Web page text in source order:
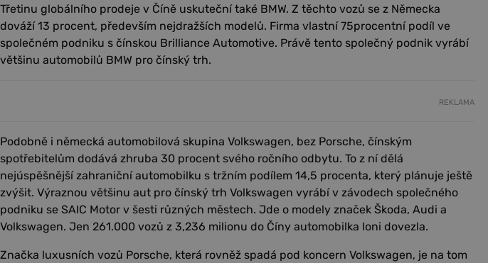
Třetinu globálního prodeje v Číně uskuteční také BMW. Z těchto vozů se z Německa
dováží 13 procent, především nejdražších modelů. Firma vlastní 75procentní podíl ve
společném podniku s čínskou Brilliance Automotive. Právě tento společný podnik vyrábí
většinu automobilů BMW pro čínský trh.
REKLAMA
Podobně i německá automobilová skupina Volkswagen, bez Porsche, čínským
spotřebitelům dodává zhruba 30 procent svého ročního odbytu. To z ní dělá
nejúspěšnější zahraniční automobilku s tržním podílem 14,5 procenta, který plánuje ještě
zvýšit. Výraznou většinu aut pro čínský trh Volkswagen vyrábí v závodech společného
podniku se SAIC Motor v šesti různých městech. Jde o modely značek Škoda, Audi a
Volkswagen. Jen 261.000 vozů z 3,236 milionu do Číny automobilka loni dovezla.
Značka luxusních vozů Porsche, která rovněž spadá pod koncern Volkswagen, je na tom